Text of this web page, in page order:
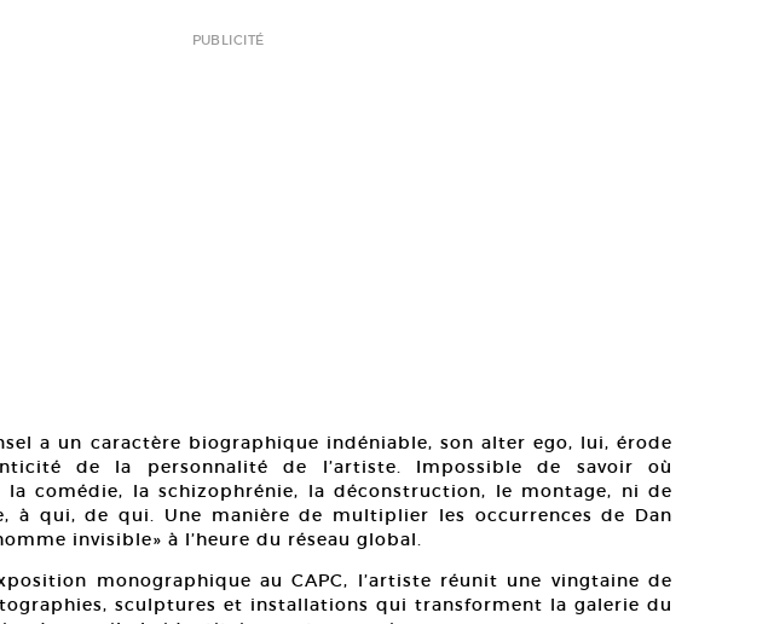
PUBLICITÉ
a un caractère biographique indéniable, son alter ego, lui, érode
de la personnalité de l’artiste. Impossible de savoir où
comédie, la schizophrénie, la déconstruction, le montage, ni de
à qui, de qui. Une manière de multiplier les occurrences de Dan
invisible» à l’heure du réseau global.
monographique au CAPC, l’artiste réunit une vingtaine de
sculptures et installations qui transforment la galerie du